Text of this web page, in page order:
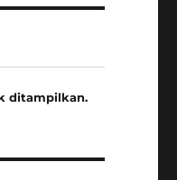
ditampilkan.